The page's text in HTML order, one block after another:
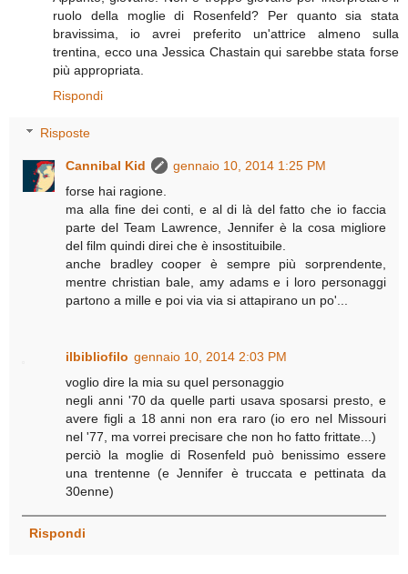
ruolo della moglie di Rosenfeld? Per quanto sia stata
bravissima, io avrei preferito un'attrice almeno sulla
trentina, ecco una Jessica Chastain qui sarebbe stata forse
più appropriata.
Rispondi
Risposte
Cannibal Kid
gennaio 10, 2014 1:25 PM
forse hai ragione.
ma alla fine dei conti, e al di là del fatto che io faccia
parte del Team Lawrence, Jennifer è la cosa migliore
del film quindi direi che è insostituibile.
anche bradley cooper è sempre più sorprendente,
mentre christian bale, amy adams e i loro personaggi
partono a mille e poi via via si attapirano un po'...
ilbibliofilo gennaio 10, 2014 2:03 PM
voglio dire la mia su quel personaggio
negli anni '70 da quelle parti usava sposarsi presto, e
avere figli a 18 anni non era raro (io ero nel Missouri
nel '77, ma vorrei precisare che non ho fatto frittate...)
perciò la moglie di Rosenfeld può benissimo essere
una trentenne (e Jennifer è truccata e pettinata da
30enne)
Rispondi